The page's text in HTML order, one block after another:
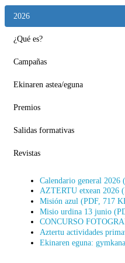
2026
¿Qué es?
Campañas
Ekinaren astea/eguna
Premios
Salidas formativas
Revistas
Calendario general 2026
AZTERTU etxean 2026
Misión azul (PDF, 717
Misio urdina 13 junio
CONCURSO
Aztertu actividades
Ekinaren eguna: